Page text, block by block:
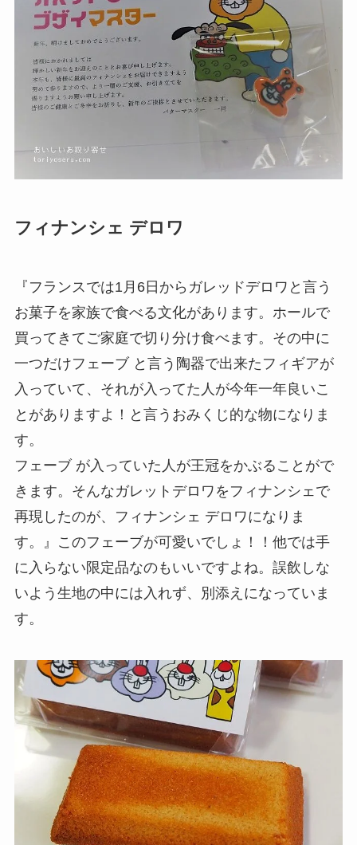
フィナンシェ デロワ
『フランスでは1月6日からガレッドデロワと言う
お菓子を家族で食べる文化があります。ホールで
買ってきてご家庭で切り分け食べます。その中に
一つだけフェーブ と言う陶器で出来たフィギアが
入っていて、それが入ってた人が今年一年良いこ
とがありますよ！と言うおみくじ的な物になりま
す。
フェーブ が入っていた人が王冠をかぶることがで
きます。そんなガレットデロワをフィナンシェで
再現したのが、フィナンシェ デロワになりま
す。』このフェーブが可愛いでしょ！！他では手
に入らない限定品なのもいいですよね。誤飲しな
いよう生地の中には入れず、別添えになっていま
す。